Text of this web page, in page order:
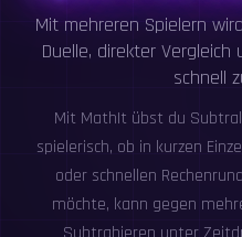
Mit mehreren Spielern
Duelle, direkter
schnell
Mit MathIt übst du
spielerisch, ob in kurzen
oder schnellen
möchte, kann gegen